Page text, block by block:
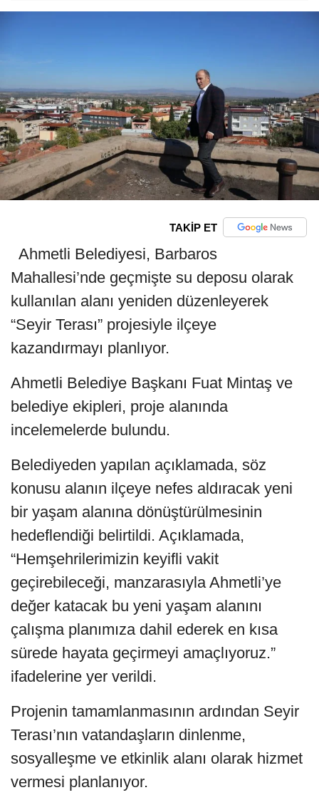
TAKİP ET
Ahmetli Belediyesi, Barbaros
Mahallesi’nde geçmişte su deposu olarak
kullanılan alanı yeniden düzenleyerek
“Seyir Terası” projesiyle ilçeye
kazandırmayı planlıyor.
Ahmetli Belediye Başkanı Fuat Mintaş ve
belediye ekipleri, proje alanında
incelemelerde bulundu.
Belediyeden yapılan açıklamada, söz
konusu alanın ilçeye nefes aldıracak yeni
bir yaşam alanına dönüştürülmesinin
hedeflendiği belirtildi. Açıklamada,
“Hemşehrilerimizin keyifli vakit
geçirebileceği, manzarasıyla Ahmetli’ye
değer katacak bu yeni yaşam alanını
çalışma planımıza dahil ederek en kısa
sürede hayata geçirmeyi amaçlıyoruz.”
ifadelerine yer verildi.
Projenin tamamlanmasının ardından Seyir
Terası’nın vatandaşların dinlenme,
sosyalleşme ve etkinlik alanı olarak hizmet
vermesi planlanıyor.